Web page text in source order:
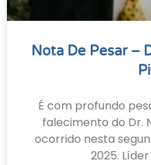
Nota De Pesar –
É com profundo
falecimento do Dr.
ocorrido nesta
2025.